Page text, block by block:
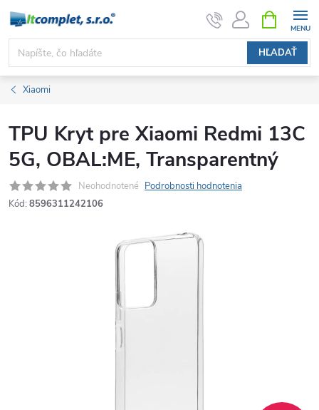
Prejsť
obsah
HĽADAŤ
KOŠÍK
Xiaomi
TPU Kryt pre Xiaomi Redmi 13C
5G, OBAL:ME, Transparentný
Neohodnotené Podrobnosti hodnotenia
Kód: 8596311242106